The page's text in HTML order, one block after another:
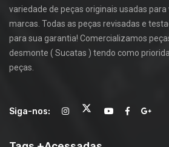
variedade de peças originais usadas para
marcas. Todas as peças revisadas e
para sua garantia! Comercializamos
desmonte ( Sucatas ) tendo como
peças.
Siga-nos: